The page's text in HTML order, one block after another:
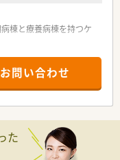
棟と療養病棟を持つケ
設備も充実した職場環
人ひとりの生活に寄り添
。
カートセットなどをし
お問い合わせ
た